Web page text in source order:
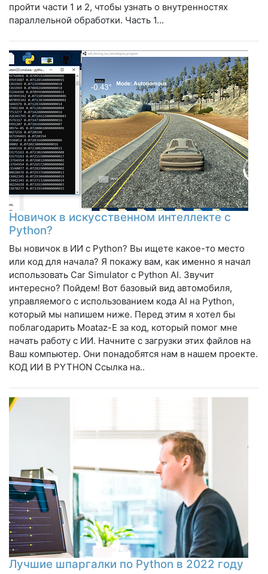
пройти части 1 и 2, чтобы узнать о внутренностях
параллельной обработки. Часть 1...
Новичок в искусственном интеллекте с
Python?
Вы новичок в ИИ с Python? Вы ищете какое-то место
или код для начала? Я покажу вам, как именно я начал
использовать Car Simulator с Python AI. Звучит
интересно? Пойдем! Вот базовый вид автомобиля,
управляемого с использованием кода AI на Python,
который мы напишем ниже. Перед этим я хотел бы
поблагодарить Moataz-E за код, который помог мне
начать работу с ИИ. Начните с загрузки этих файлов на
Ваш компьютер. Они понадобятся нам в нашем проекте.
КОД ИИ В PYTHON Ссылка на..
Лучшие шпаргалки по Python в 2022 году